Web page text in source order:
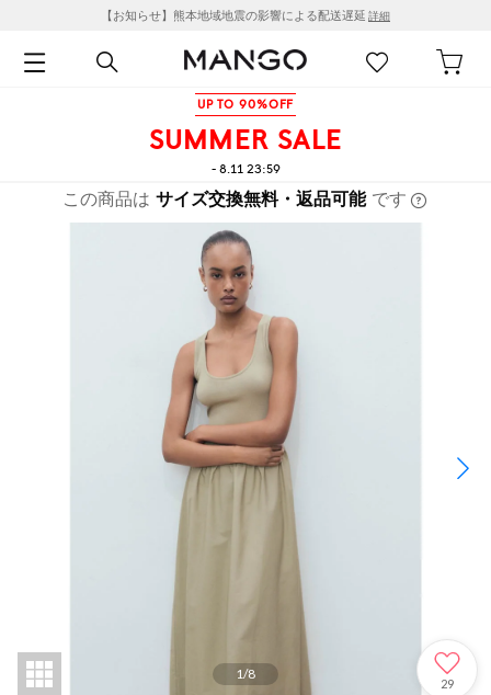
【お知らせ】熊本地域地震の影響による配送遅延 詳細
UP TO 90%OFF
SUMMER SALE
- 8.11 23:59
この商品は サイズ交換無料・返品可能 です
1/8
29